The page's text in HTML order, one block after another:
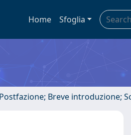
Home Sfoglia
Breve introduzione;